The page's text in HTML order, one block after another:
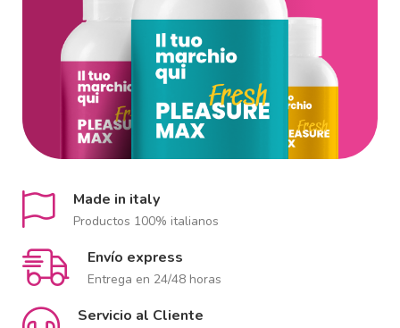
Made in italy
Productos 100% italianos
Envío express
Entrega en 24/48 horas
Servicio al Cliente